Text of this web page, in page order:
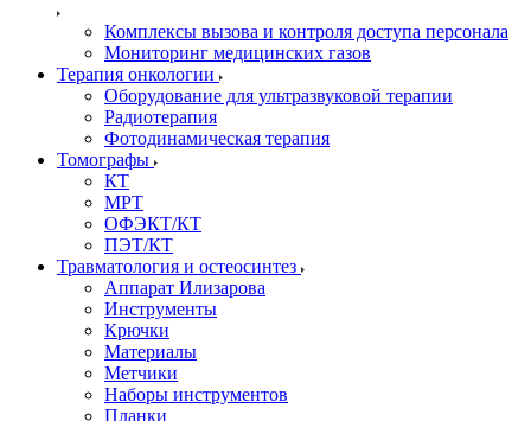
Комплексы вызова и контроля доступа персонала
Мониторинг медицинских газов
Терапия онкологии
Оборудование для ультразвуковой терапии
Радиотерапия
Фотодинамическая терапия
Томографы
КТ
МРТ
ОФЭКТ/КТ
ПЭТ/КТ
Травматология и остеосинтез
Аппарат Илизарова
Инструменты
Крючки
Материалы
Метчики
Наборы инструментов
Планки